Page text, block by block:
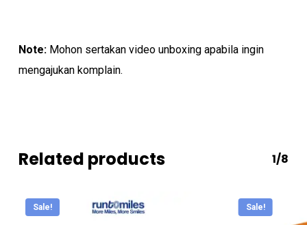
Note:Mohon sertakan video unboxing apabila ingin
mengajukan komplain.
Related products 1/8
Sale! Sale!